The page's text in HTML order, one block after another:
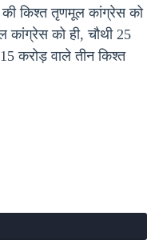
किश्त तृणमूल कांग्रेस को
कांग्रेस को ही, चौथी 25
करोड़ वाले तीन किश्त